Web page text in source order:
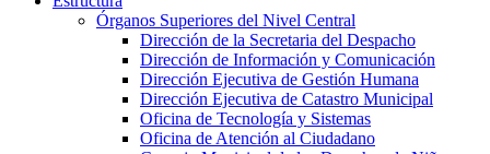
Órganos Superiores del Nivel Central
Dirección de la Secretaria del Despacho
Dirección de Información y Comunicación
Dirección Ejecutiva de Gestión Humana
Dirección Ejecutiva de Catastro Municipal
Oficina de Tecnología y Sistemas
Oficina de Atención al Ciudadano